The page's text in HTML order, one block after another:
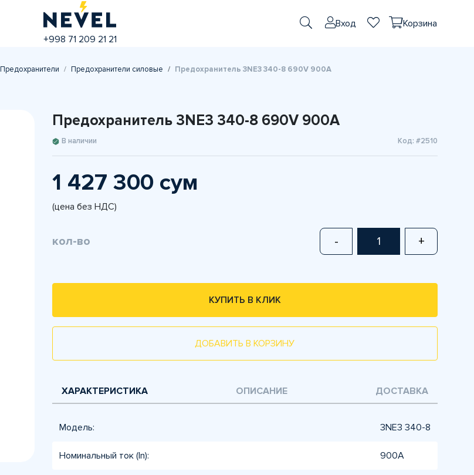
+998 71 209 21 21
Вход Корзина
Предохранители Предохранители силовые Предохранитель 3NE3 340-8 690V 900A
Предохранитель 3NE3 340-8 690V 900A
В наличии Код: #2510
1 427 300 сум
(цена без НДС)
кол-во - +
КУПИТЬ В КЛИК
ДОБАВИТЬ В КОРЗИНУ
ХАРАКТЕРИСТИКА ОПИСАНИЕ ДОСТАВКА
Модель: 3NE3 340-8
Номинальный ток (In): 900А